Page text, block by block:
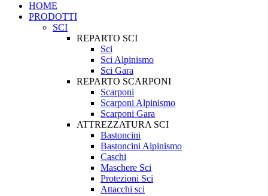
HOME
PRODOTTI
SCI
REPARTO SCI
Sci
Sci Alpinismo
Sci Gara
REPARTO SCARPONI
Scarponi
Scarponi Alpinismo
Scarponi Gara
ATTREZZATURA SCI
Bastoncini
Bastoncini Alpinismo
Caschi
Maschere Sci
Protezioni Sci
Attacchi sci